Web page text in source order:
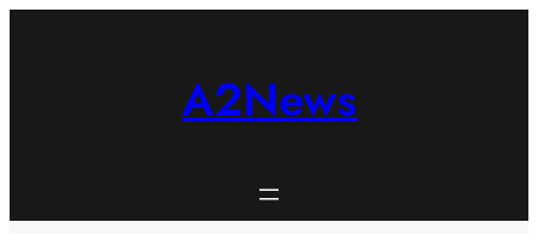
A2News